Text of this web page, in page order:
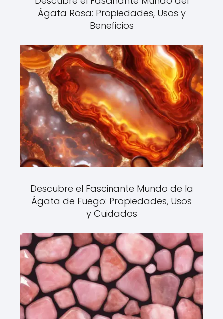
Ágata Rosa: Propiedades, Usos y
Beneficios
Descubre el Fascinante Mundo de la
Ágata de Fuego: Propiedades, Usos
y Cuidados